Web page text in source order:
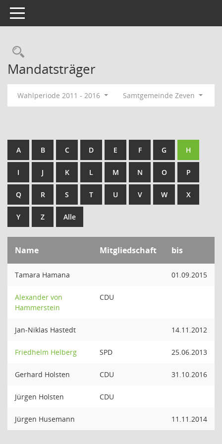
Toggle navigation
Rechercheauswahl
Mandatsträger
Wahlperiode 2011 - 2016 Samtgemeinde Zeven
A B C D E F G H
I J K L M N O P
Q R S T U V W X
Y Z Alle
Name Mitgliedschaft bis
Tamara Hamana 01.09.2015
Alexander von
Hammerstein
CDU
Jan-Niklas Hastedt 14.11.2012
Friedhelm Helberg SPD 25.06.2013
Gerhard Holsten CDU 31.10.2016
Jürgen Holsten CDU
Jürgen Husemann 11.11.2014